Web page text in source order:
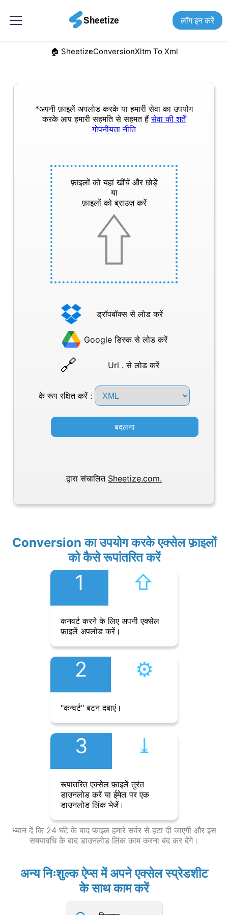
लॉग इन करें
🏠︎ SheetizeConversionXltm To Xml
*अपनी फ़ाइलें अपलोड करके या हमारी सेवा का उपयोग
करके आप हमारी सहमति से सहमत हैंसेवा की शर्तें
गोपनीयता नीति
फ़ाइलों को यहां खींचें और छोड़ें
या
फ़ाइलों को ब्राउज़ करें
ड्रॉपबॉक्स से लोड करें
Google डिस्क से लोड करें
Url . से लोड करें
के रूप रक्षित करें :
बदलना
द्वारा संचालित Sheetize.com.
Conversion का उपयोग करके एक्सेल फ़ाइलों
को कैसे रूपांतरित करें
1 ⇧︎
कनवर्ट करने के लिए अपनी एक्सेल
फ़ाइलें अपलोड करें।
2 ⚙︎
"कन्वर्ट" बटन दबाएं।
3 ⤓︎
रूपांतरित एक्सेल फ़ाइलें तुरंत
डाउनलोड करें या ईमेल पर एक
डाउनलोड लिंक भेजें।
ध्यान दें कि 24 घंटे के बाद फ़ाइल हमारे सर्वर से हटा दी जाएगी और इस
समयावधि के बाद डाउनलोड लिंक काम करना बंद कर देंगे।
अन्य निःशुल्क ऐप्स में अपने एक्सेल स्प्रेडशीट
के साथ काम करें